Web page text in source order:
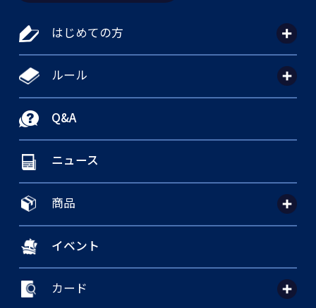
はじめての方
ルール
Q&A
ニュース
商品
イベント
カード